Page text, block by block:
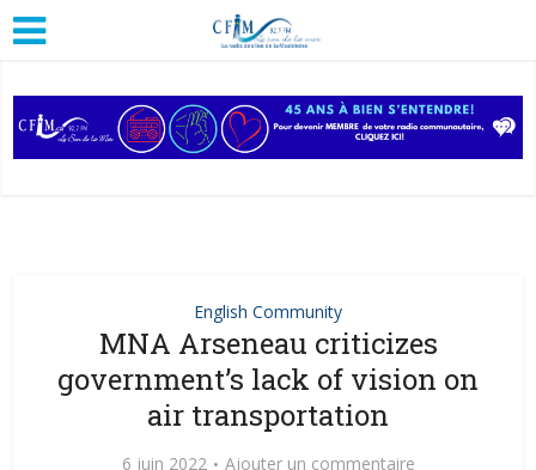
English Community
MNA Arseneau criticizes
government’s lack of vision on
air transportation
6 juin 2022 Ajouter un commentaire